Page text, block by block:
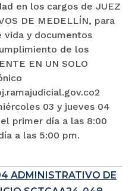
en los cargos de JUEZ
DE MEDELLÍN, para
vida y documentos
de los
EN UN SOLO
03 y jueves 04
primer día a las 8:00
a las 5:00 pm.
ADMINISTRATIVO DE